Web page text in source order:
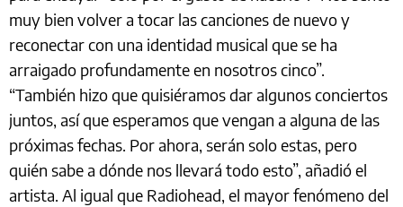
muy bien volver a tocar las canciones de nuevo y
reconectar con una identidad musical que se ha
arraigado profundamente en nosotros cinco”.
“También hizo que quisiéramos dar algunos conciertos
juntos, así que esperamos que vengan a alguna de las
próximas fechas. Por ahora, serán solo estas, pero
quién sabe a dónde nos llevará todo esto”, añadió el
artista. Al igual que Radiohead, el mayor fenómeno del